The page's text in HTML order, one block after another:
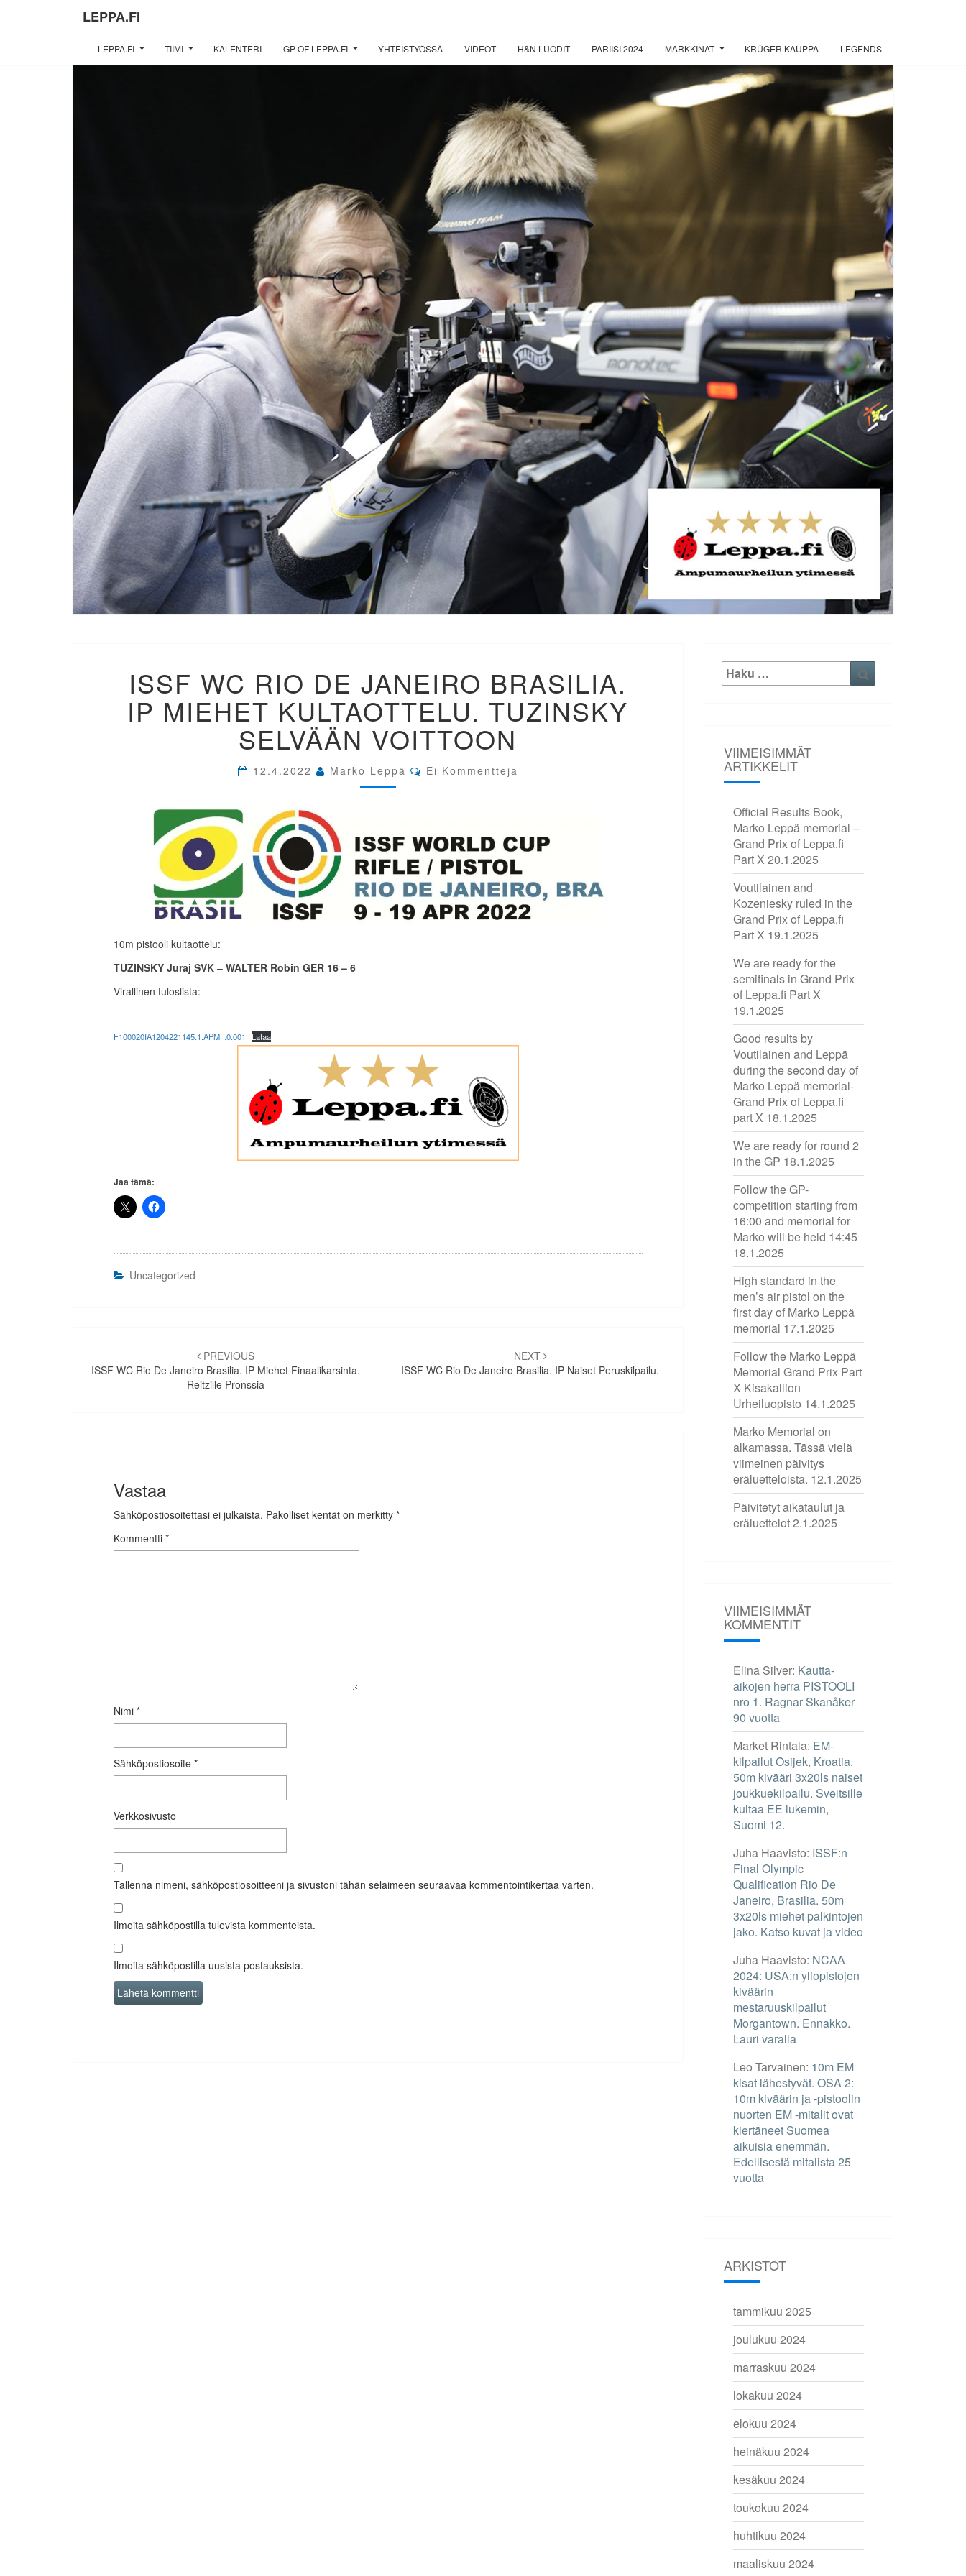
LEPPA.FI
LEPPA.FI TIIMI KALENTERI GP OF LEPPA.FI YHTEISTYÖSSÄ VIDEOT H&N LUODIT PARIISI 2024 MARKKINAT KRÜGER KAUPPA LEGENDS
WC
RIO
DE
JANEIRO
BRASILIA.
IP
KULTAOTTELU.
TUZINSKY
ISSF WC RIO DE JANEIRO BRASILIA.
IP MIEHET KULTAOTTELU. TUZINSKY
SELVÄÄN VOITTOON
12.4.2022 Marko Leppä Comments
Ei Kommentteja
10m pistooli kultaottelu:
TUZINSKY Juraj SVK – WALTER Robin GER 16 – 6
Virallinen tuloslista:
F100020IA1204221145.1.APM_.0.001 Lataa
Jaa tämä:
Uncategorized
selaus
PREVIOUS
ISSF WC Rio De Janeiro Brasilia. IP Miehet Finaalikarsinta.
Reitzille Pronssia
NEXT
ISSF WC Rio De Janeiro Brasilia. IP Naiset Peruskilpailu.
Vastaa
Sähköpostiosoitettasi ei julkaista. Pakolliset kentät on merkitty *
Kommentti *
Nimi *
Sähköpostiosoite *
Verkkosivusto
Tallenna nimeni, sähköpostiosoitteeni ja sivustoni tähän selaimeen seuraavaa kommentointikertaa varten.
Ilmoita sähköpostilla tulevista kommenteista.
Ilmoita sähköpostilla uusista postauksista.
Etsi:
VIIMEISIMMÄT
ARTIKKELIT
Official Results Book,
Marko Leppä memorial –
Grand Prix of Leppa.fi
Part X 20.1.2025
Voutilainen and
Kozeniesky ruled in the
Grand Prix of Leppa.fi
Part X 19.1.2025
We are ready for the
semifinals in Grand Prix
of Leppa.fi Part X
19.1.2025
Good results by
Voutilainen and Leppä
during the second day of
Marko Leppä memorial-
Grand Prix of Leppa.fi
part X 18.1.2025
We are ready for round 2
in the GP 18.1.2025
Follow the GP-
competition starting from
16:00 and memorial for
Marko will be held 14:45
18.1.2025
High standard in the
men’s air pistol on the
first day of Marko Leppä
memorial 17.1.2025
Follow the Marko Leppä
Memorial Grand Prix Part
X Kisakallion
Urheiluopisto 14.1.2025
Marko Memorial on
alkamassa. Tässä vielä
viimeinen päivitys
eräluetteloista. 12.1.2025
Päivitetyt aikataulut ja
eräluettelot2.1.2025
VIIMEISIMMÄT
KOMMENTIT
Elina Silver: Kautta-
aikojen herra PISTOOLI
nro 1. Ragnar Skanåker
90 vuotta
Market Rintala: EM-
kilpailut Osijek, Kroatia.
50m kivääri 3x20ls naiset
joukkuekilpailu. Sveitsille
kultaa EE lukemin,
Suomi 12.
Juha Haavisto: ISSF:n
Final Olympic
Qualification Rio De
Janeiro, Brasilia. 50m
3x20ls miehet palkintojen
jako. Katso kuvat ja video
Juha Haavisto: NCAA
2024: USA:n yliopistojen
kiväärin
mestaruuskilpailut
Morgantown. Ennakko.
Lauri varalla
Leo Tarvainen: 10m EM
kisat lähestyvät. OSA 2:
10m kiväärin ja -pistoolin
nuorten EM -mitalit ovat
kiertäneet Suomea
aikuisia enemmän.
Edellisestä mitalista 25
vuotta
ARKISTOT
tammikuu 2025
joulukuu 2024
marraskuu 2024
lokakuu 2024
elokuu 2024
heinäkuu 2024
kesäkuu 2024
toukokuu 2024
huhtikuu 2024
maaliskuu 2024